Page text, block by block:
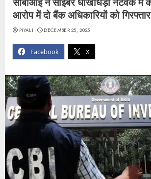
आरोप में दो बैंक अधिकारियों को
Facebook X
PIYALI DECEMBER 25, 2025